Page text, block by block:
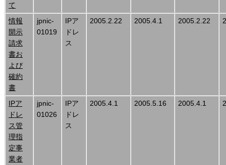
て
情報
開示
請求
書お
よび
確約
書
jpnic-
01019
IPア
ドレ
ス
2005.2.22 2005.4.1 2005.2.22
IPア
ドレ
ス管
理指
定事
業者
jpnic-
01026
IPア
ドレ
ス
2005.4.1 2005.5.16 2005.4.1